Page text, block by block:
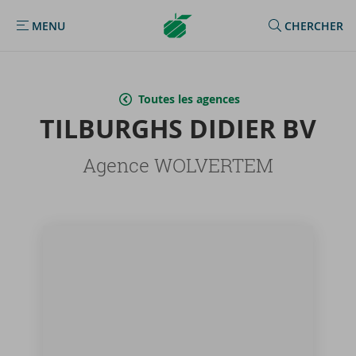
MENU
MENU
Argenta
Homepage
CHERCHER
Toutes les agences
TIL­BURGHS DI­DIER BV
Agence WOLVERTEM